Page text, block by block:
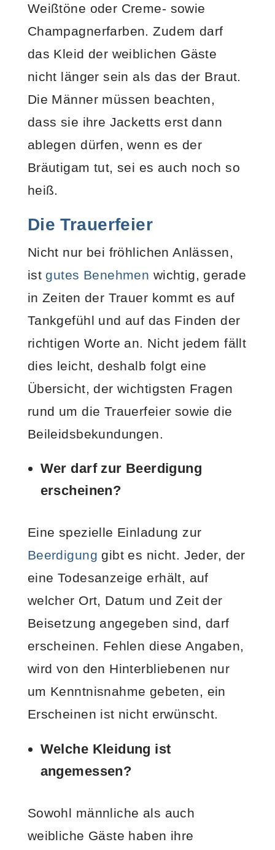
Weißtöne oder Creme- sowie
Champagnerfarben. Zudem darf
das Kleid der weiblichen Gäste
nicht länger sein als das der Braut.
Die Männer müssen beachten,
dass sie ihre Jacketts erst dann
ablegen dürfen, wenn es der
Bräutigam tut, sei es auch noch so
heiß.
Die Trauerfeier
Nicht nur bei fröhlichen Anlässen,
istgutes Benehmen wichtig, gerade
in Zeiten der Trauer kommt es auf
Tankgefühl und auf das Finden der
richtigen Worte an. Nicht jedem fällt
dies leicht, deshalb folgt eine
Übersicht, der wichtigsten Fragen
rund um die Trauerfeier sowie die
Beileidsbekundungen.
Wer darf zur Beerdigung
erscheinen?
Eine spezielle Einladung zur
Beerdigung gibt es nicht. Jeder, der
eine Todesanzeige erhält, auf
welcher Ort, Datum und Zeit der
Beisetzung angegeben sind, darf
erscheinen. Fehlen diese Angaben,
wird von den Hinterbliebenen nur
um Kenntnisnahme gebeten, ein
Erscheinen ist nicht erwünscht.
Welche Kleidung ist
angemessen?
Sowohl männliche als auch
weibliche Gäste haben ihre